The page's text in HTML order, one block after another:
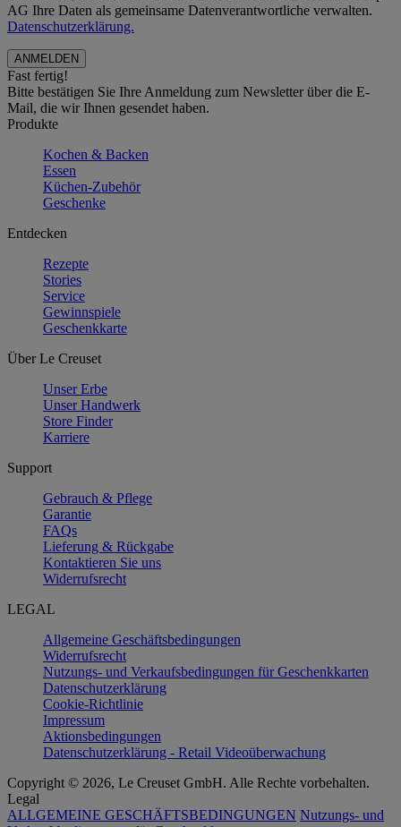
AG Ihre Daten als gemeinsame Datenverantwortliche verwalten.
Datenschutzerklärung.
Fast fertig!
Bitte bestätigen Sie Ihre Anmeldung zum Newsletter über die E-
Mail, die wir Ihnen gesendet haben.
Produkte
Kochen & Backen
Essen
Küchen-Zubehör
Geschenke
Entdecken
Rezepte
Stories
Service
Gewinnspiele
Geschenkkarte
Über Le Creuset
Unser Erbe
Unser Handwerk
Store Finder
Karriere
Support
Gebrauch & Pflege
Garantie
FAQs
Lieferung & Rückgabe
Kontaktieren Sie uns
Widerrufsrecht
LEGAL
Allgemeine Geschäftsbedingungen
Widerrufsrecht
Nutzungs- und Verkaufsbedingungen für Geschenkkarten
Datenschutzerklärung
Cookie-Richtlinie
Impressum
Aktionsbedingungen
Datenschutzerklärung - Retail Videoüberwachung
Copyright © 2026, Le Creuset GmbH. Alle Rechte vorbehalten.
Legal
ALLGEMEINE GESCHÄFTSBEDINGUNGEN Nutzungs- und